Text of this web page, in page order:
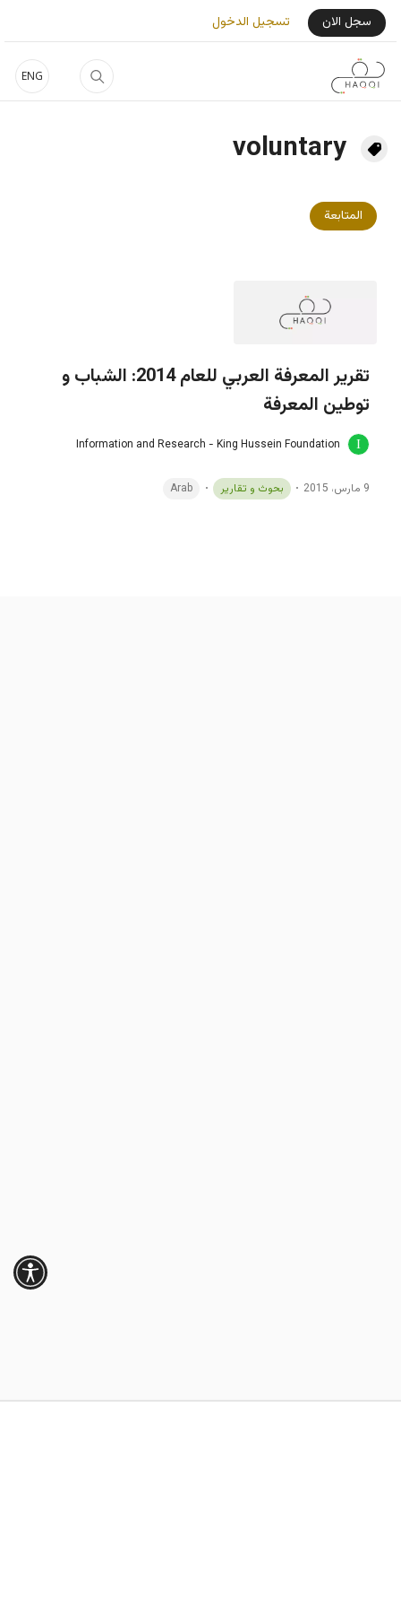
تجاوز إلى المحتوى الرئيسي
ENG
User Login Menu
سجل الان تسجيل الدخول
voluntary
المتابعة
تقرير المعرفة العربي للعام 2014: الشباب و
توطين المعرفة
Information and Research - King Hussein Foundation
9 مارس، 2015 بحوث و تقارير Arab